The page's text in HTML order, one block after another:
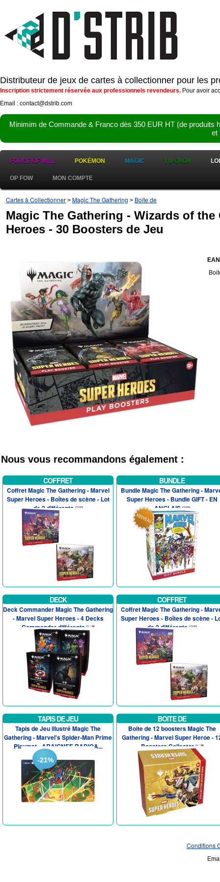
Distributeur de jeux de cartes à collectionner pour les
Inscription strictement réservée aux professionnels revendeurs. Pour avoir
Email : contact@dstrib.com
Minimim de Commande & Franco dès 350 EUR HT (de
et
FORCE OF WILL POKÉMON MAGIC YU-GI-OH
OP FOW MON COMPTE
Cartes à Collectionner > Magic The Gathering > Boite de
Magic The Gathering - Wizards of
Heroes - 30 Boosters de Jeu
Nous vous recommandons également :
COFFRET
Coffret Magic The Gathering - Marvel
Super Heroes - Boîtes de scène - Lot
de 2 différents
BUNDLE
Bundle Magic The Gathering -
Super Heroes - Bundle GIFT - EN
ANGLAIS
DECK
Deck Commander Magic The Gathering
- Marvel Super Heroes - 4 Decks
Commander différents
COFFRET
Coffret Magic The Gathering -
Super Heroes - Boîtes de scène -
de 2 différents
TAPIS DE JEU
Tapis de Jeu illustré Magic The
Gathering - Marvel's Spider-Man Prime
Playmat - ARAIGNEE RADIOA...
-21%
BOITE DE
Boite de 12 boosters Magic The
Gathering - Marvel Super Heroe -
Boosters Collector
Conditions